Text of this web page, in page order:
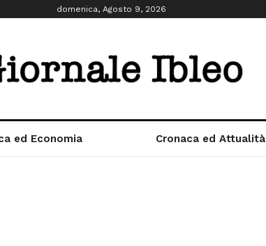
domenica, Agosto 9, 2026
ed Economia Cronaca ed Attualità